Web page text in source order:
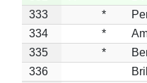
333
*
334
*
335
*
336